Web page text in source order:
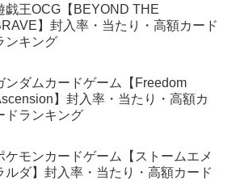
戯王OCG【BEYOND THE
】封入率・当たり・高額カード
ンキング
ンダムカードゲーム【Freedom
】封入率・当たり・高額カ
ドランキング
ケモンカードゲーム【ストームエメ
ルダ】封入率・当たり・高額カード